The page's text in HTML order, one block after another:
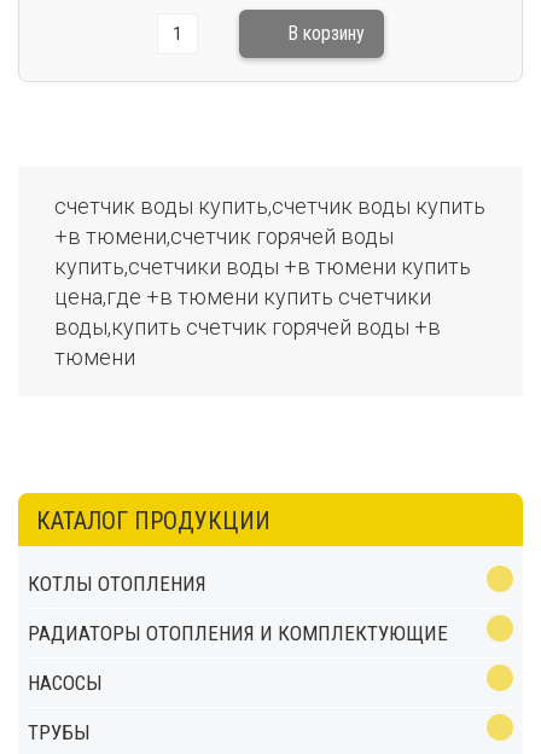
счетчик воды купить,счетчик воды купить
+в тюмени,счетчик горячей воды
купить,счетчики воды +в тюмени купить
цена,где +в тюмени купить счетчики
воды,купить счетчик горячей воды +в
тюмени
КАТАЛОГ ПРОДУКЦИИ
КОТЛЫ ОТОПЛЕНИЯ
РАДИАТОРЫ ОТОПЛЕНИЯ И КОМПЛЕКТУЮЩИЕ
НАСОСЫ
ТРУБЫ